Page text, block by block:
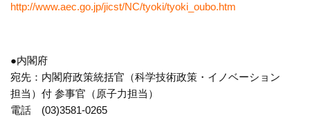
http://www.aec.go.jp/jicst/NC/tyoki/tyoki_oubo.htm
●内閣府
宛先：内閣府政策統括官（科学技術政策・イノベーション
担当）付 参事官（原子力担当）
電話 (03)3581-0265